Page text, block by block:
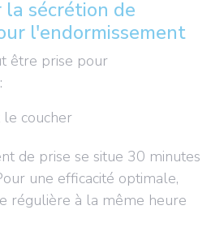
la sécrétion de
l'endormissement
être prise pour
le coucher
de prise se situe 30 minutes
une efficacité optimale,
régulière à la même heure